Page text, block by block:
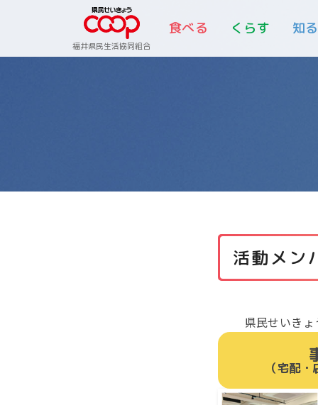
福井県民生活協同組合
食べる くらす 知る
活動メン
県民せいき
（宅配